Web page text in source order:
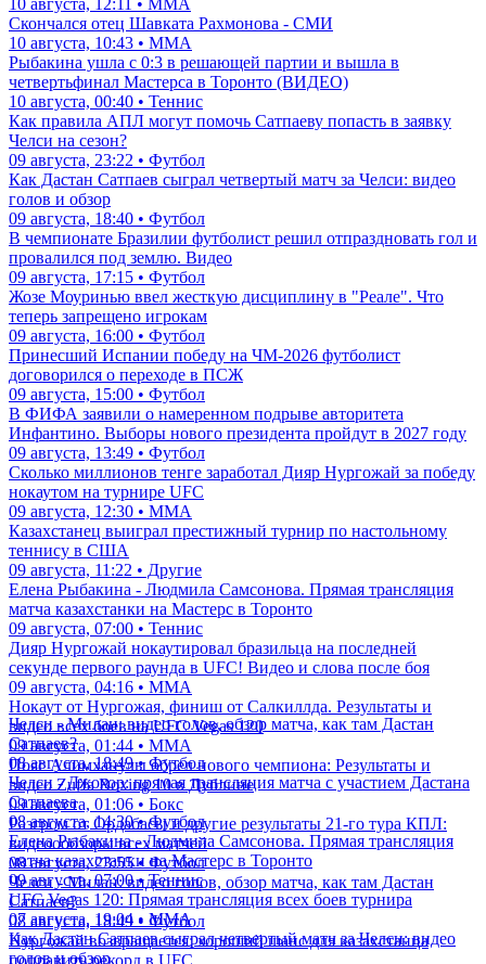
10 августа, 12:11 • ММА
Скончался отец Шавката Рахмонова - СМИ
10 августа, 10:43 • ММА
Рыбакина ушла с 0:3 в решающей партии и вышла в
четвертьфинал Мастерса в Торонто (ВИДЕО)
10 августа, 00:40 • Теннис
Как правила АПЛ могут помочь Сатпаеву попасть в заявку
Челси на сезон?
09 августа, 23:22 • Футбол
Как Дастан Сатпаев сыграл четвертый матч за Челси: видео
голов и обзор
09 августа, 18:40 • Футбол
В чемпионате Бразилии футболист решил отпраздновать гол и
провалился под землю. Видео
09 августа, 17:15 • Футбол
Жозе Моуринью ввел жесткую дисциплину в "Реале". Что
теперь запрещено игрокам
09 августа, 16:00 • Футбол
Принесший Испании победу на ЧМ-2026 футболист
договорился о переходе в ПСЖ
09 августа, 15:00 • Футбол
В ФИФА заявили о намеренном подрыве авторитета
Инфантино. Выборы нового президента пройдут в 2027 году
09 августа, 13:49 • Футбол
Сколько миллионов тенге заработал Дияр Нургожай за победу
нокаутом на турнире UFC
09 августа, 12:30 • ММА
Казахстанец выиграл престижный турнир по настольному
теннису в США
09 августа, 11:22 • Другие
Елена Рыбакина - Людмила Самсонова. Прямая трансляция
матча казахстанки на Мастерс в Торонто
09 августа, 07:00 • Теннис
Дияр Нургожай нокаутировал бразильца на последней
секунде первого раунда в UFC! Видео и слова после боя
09 августа, 04:16 • ММА
Нокаут от Нургожая, финиш от Салкиллда. Результаты и
видео всех боев на UFC Vegas 120
09 августа, 01:44 • ММА
Пояс Алимханулы обрел нового чемпиона: Результаты и
видео Zuffa Boxing 10 в Дублине
09 августа, 01:06 • Бокс
Разгром от Ордабасы и другие результаты 21-го тура КПЛ:
видеоообзоры всех матчей
08 августа, 23:55 • Футбол
Челси - Милан: видео голов, обзор матча, как там Дастан
Сатпаев?
08 августа, 18:49 • Футбол
Нургожай возвращается: хороший шанс для казахстанца
Челси - Милан: видео голов, обзор матча, как там Дастан
Сатпаев?
08 августа, 18:49 • Футбол
Челси - Джохор: прямая трансляция матча с участием Дастана
Сатпаева
08 августа, 14:30 • Футбол
Елена Рыбакина - Людмила Самсонова. Прямая трансляция
матча казахстанки на Мастерс в Торонто
09 августа, 07:00 • Теннис
UFC Vegas 120: Прямая трансляция всех боев турнира
07 августа, 19:04 • ММА
Как Дастан Сатпаев сыграл четвертый матч за Челси: видео
голов и обзор